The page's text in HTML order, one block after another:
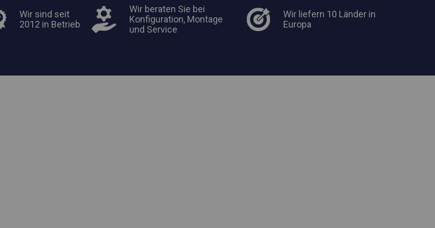
Wir sind seit
2012 in Betrieb
Wir beraten Sie bei
Konfiguration, Montage
und Service
Wir liefern 10 Länder in
Europa